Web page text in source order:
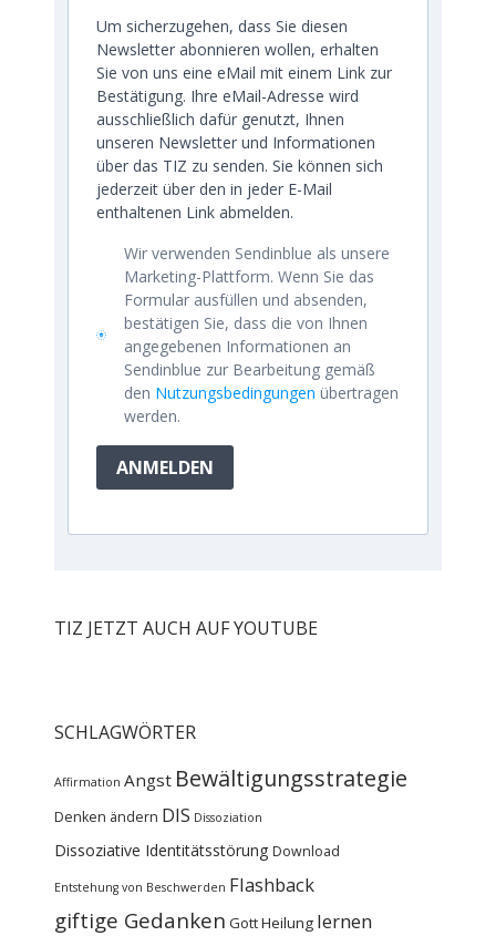
Um sicherzugehen, dass Sie diesen
Newsletter abonnieren wollen, erhalten
Sie von uns eine eMail mit einem Link zur
Bestätigung. Ihre eMail-Adresse wird
ausschließlich dafür genutzt, Ihnen
unseren Newsletter und Informationen
über das TIZ zu senden. Sie können sich
jederzeit über den in jeder E-Mail
enthaltenen Link abmelden.
Wir verwenden Sendinblue als unsere
Marketing-Plattform. Wenn Sie das
Formular ausfüllen und absenden,
bestätigen Sie, dass die von Ihnen
angegebenen Informationen an
Sendinblue zur Bearbeitung gemäß
den Nutzungsbedingungen übertragen
werden.
ANMELDEN
TIZ JETZT AUCH AUF YOUTUBE
SCHLAGWÖRTER
Affirmation Angst Bewältigungsstrategie
Denken ändern DIS Dissoziation
Dissoziative Identitätsstörung Download
Entstehung von Beschwerden Flashback
giftige Gedanken GottHeilung lernen